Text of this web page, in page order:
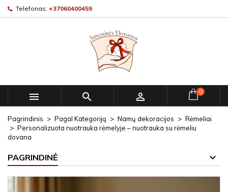
Telefonas: +37060400459
   0
Pagrindinis Pagal Kategoriją Namų dekoracijos
Rėmeliai
Personalizuota nuotrauka rėmelyje – nuotrauka su rėmeliu
dovana
PAGRINDINĖ